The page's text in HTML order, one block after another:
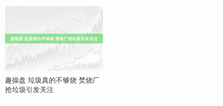
趣操盘 垃圾真的不够烧 焚烧厂
抢垃圾引发关注